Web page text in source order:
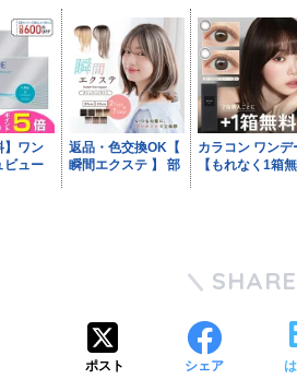
SHARE
ポスト シェア